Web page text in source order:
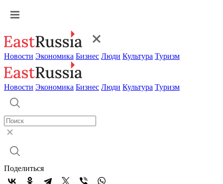
Новости Экономика Бизнес Люди Культура Туризм
Новости Экономика Бизнес Люди Культура Туризм
Поделиться